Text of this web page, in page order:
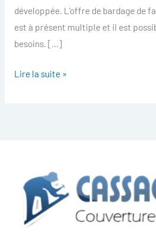
développée. L’offre de bardage de
est à présent multiple et il est
besoins. […]
Lire la suite »